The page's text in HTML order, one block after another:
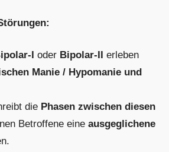
I oder Bipolar-II
erleben
Manie / Hypomanie und
die Phasen zwischen diesen
Betroffene eineausgeglichene